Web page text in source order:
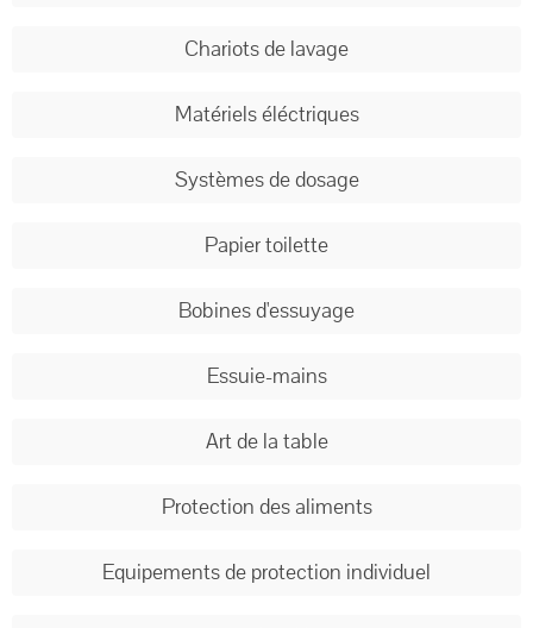
Chariots de lavage
Matériels éléctriques
Systèmes de dosage
Papier toilette
Bobines d'essuyage
Essuie-mains
Art de la table
Protection des aliments
Equipements de protection individuel